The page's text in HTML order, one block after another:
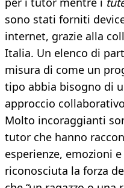
sono stati forniti
internet, grazie alla
Italia. Un elenco di
misura di come un
tipo abbia bisogno di
approccio
Molto incoraggianti
tutor che hanno
esperienze, emozioni
riconosciuta la forza